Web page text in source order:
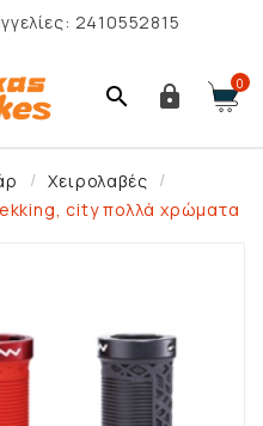
2410552815
  0
Χειρολαβές
city πολλά χρώματα